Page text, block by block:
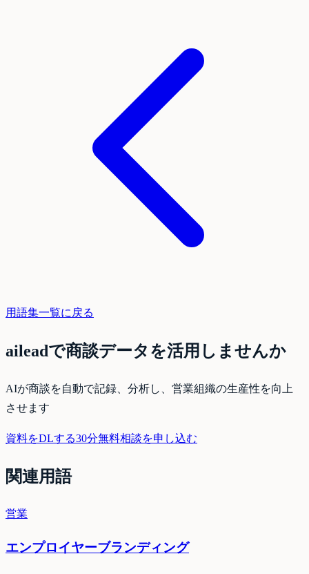
用語集一覧に戻る
aileadで商談データを活用しませんか
AIが商談を自動で記録、分析し、営業組織の生産性を向上
させます
資料をDLする30分無料相談を申し込む
関連用語
営業
エンプロイヤーブランディング